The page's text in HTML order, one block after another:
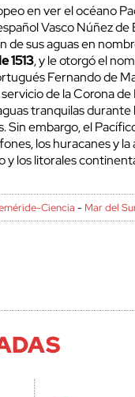
en ver el océano
Vasco Núñez
de sus aguas en
1513, y le otorgó el
Fernando de
servicio de la Corona
tranquilas
Sin embargo, el
los huracanes y
y los litorales
Ciencia - Mar del